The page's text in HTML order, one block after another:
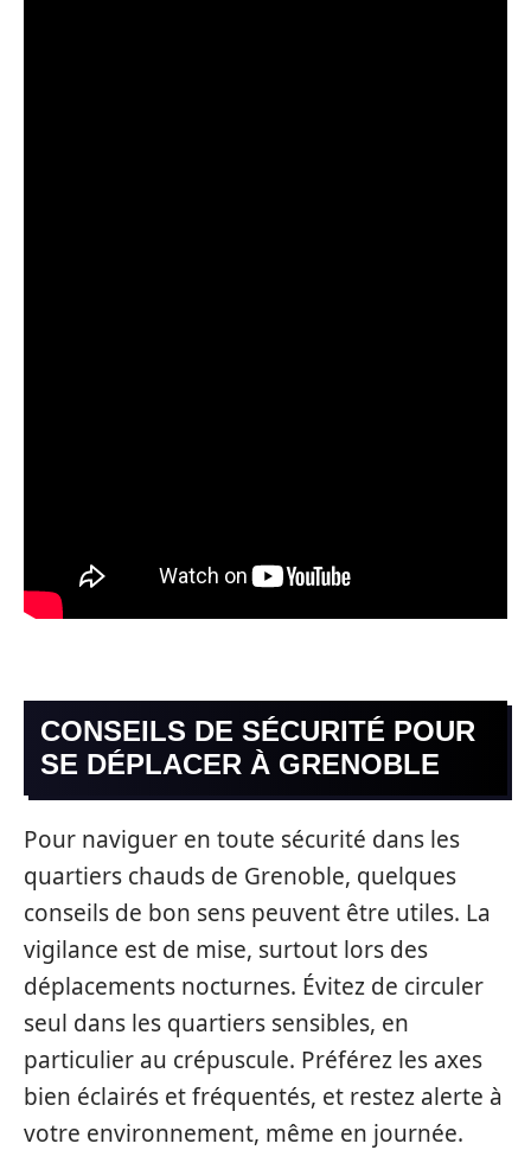
CONSEILS DE SÉCURITÉ POUR
SE DÉPLACER À GRENOBLE
Pour naviguer en toute sécurité dans les
quartiers chauds de Grenoble, quelques
conseils de bon sens peuvent être utiles. La
vigilance est de mise, surtout lors des
déplacements nocturnes. Évitez de circuler
seul dans les quartiers sensibles, en
particulier au crépuscule. Préférez les axes
bien éclairés et fréquentés, et restez alerte à
votre environnement, même en journée.